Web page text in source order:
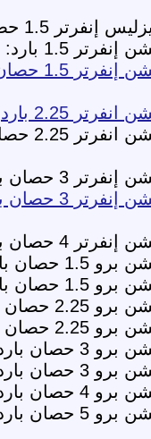
1.5 حصان بارد / ساخن:
1.5 بارد:
1.5 حصان بارد
2.25 بارد
السعر بعض التخفيض 48.900,00 جنية مصري.
3 حصان بارد
السعر بعد التخفيض 77.900,00 جنية مصري.
بارد فقط:
بارد- ساخن
بارد فقط:
بارد-ساخن:
بعد التخفيض 42.300,00 جنية مصري.
بارد-ساخن
بارد-ساخن:
بارد-ساخن: